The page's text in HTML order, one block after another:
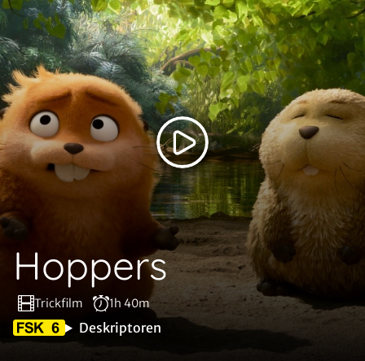
Hoppers
Trickfilm 1h 40m
Deskriptoren